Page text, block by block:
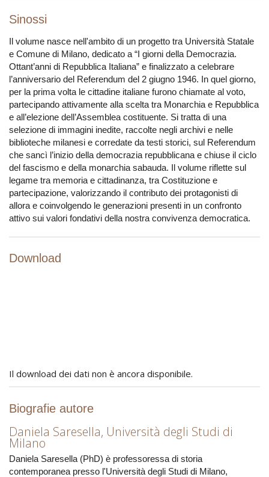
Sinossi
Il volume nasce nell'ambito di un progetto tra Università Statale
e Comune di Milano, dedicato a “I giorni della Democrazia.
Ottant’anni di Repubblica Italiana” e finalizzato a celebrare
l’anniversario del Referendum del 2 giugno 1946. In quel giorno,
per la prima volta le cittadine italiane furono chiamate al voto,
partecipando attivamente alla scelta tra Monarchia e Repubblica
e all’elezione dell’Assemblea costituente. Si tratta di una
selezione di immagini inedite, raccolte negli archivi e nelle
biblioteche milanesi e corredate da testi storici, sul Referendum
che sancì l’inizio della democrazia repubblicana e chiuse il ciclo
del fascismo e della monarchia sabauda. Il volume riflette sul
legame tra memoria e cittadinanza, tra Costituzione e
partecipazione, valorizzando il contributo dei protagonisti di
allora e coinvolgendo le generazioni presenti in un confronto
attivo sui valori fondativi della nostra convivenza democratica.
Download
Il download dei dati non è ancora disponibile.
Biografie autore
Daniela Saresella, Università degli Studi di
Milano
Daniela Saresella (PhD) è professoressa di storia
contemporanea presso l'Università degli Studi di Milano,